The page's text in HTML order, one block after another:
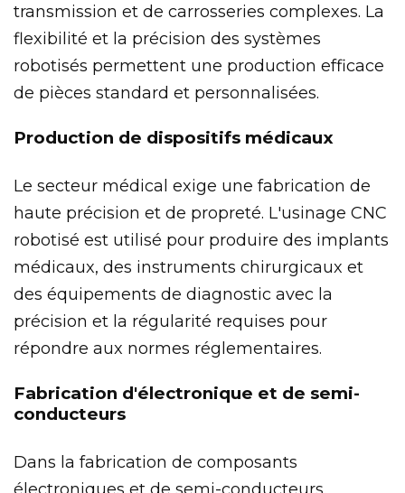
transmission et de carrosseries complexes. La
flexibilité et la précision des systèmes
robotisés permettent une production efficace
de pièces standard et personnalisées.
Production de dispositifs médicaux
Le secteur médical exige une fabrication de
haute précision et de propreté. L'usinage CNC
robotisé est utilisé pour produire des implants
médicaux, des instruments chirurgicaux et
des équipements de diagnostic avec la
précision et la régularité requises pour
répondre aux normes réglementaires.
Fabrication d'électronique et de semi-
conducteurs
Dans la fabrication de composants